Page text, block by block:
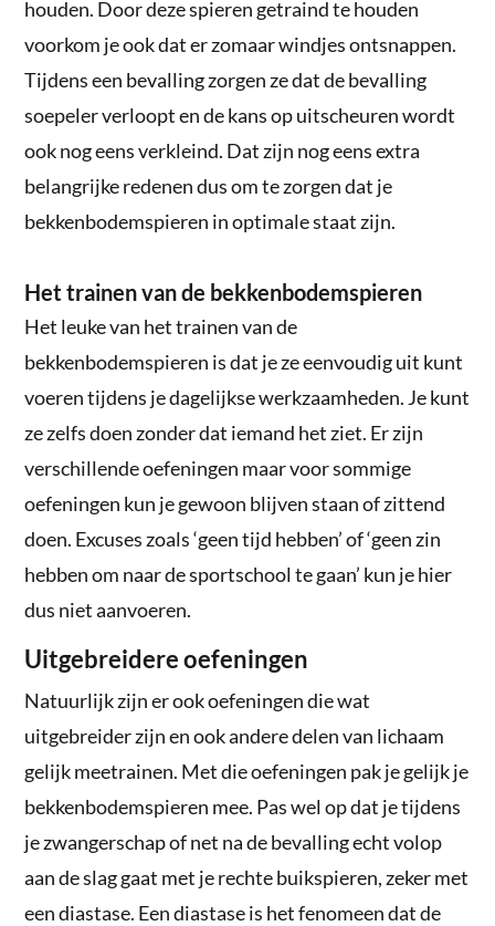
houden. Door deze spieren getraind te houden
voorkom je ook dat er zomaar windjes ontsnappen.
Tijdens een bevalling zorgen ze dat de bevalling
soepeler verloopt en de kans op uitscheuren wordt
ook nog eens verkleind. Dat zijn nog eens extra
belangrijke redenen dus om te zorgen dat je
bekkenbodemspieren in optimale staat zijn.
Het trainen van de bekkenbodemspieren
Het leuke van het trainen van de
bekkenbodemspieren is dat je ze eenvoudig uit kunt
voeren tijdens je dagelijkse werkzaamheden. Je kunt
ze zelfs doen zonder dat iemand het ziet. Er zijn
verschillende oefeningen maar voor sommige
oefeningen kun je gewoon blijven staan of zittend
doen. Excuses zoals ‘geen tijd hebben’ of ‘geen zin
hebben om naar de sportschool te gaan’ kun je hier
dus niet aanvoeren.
Uitgebreidere oefeningen
Natuurlijk zijn er ook oefeningen die wat
uitgebreider zijn en ook andere delen van lichaam
gelijk meetrainen. Met die oefeningen pak je gelijk je
bekkenbodemspieren mee. Pas wel op dat je tijdens
je zwangerschap of net na de bevalling echt volop
aan de slag gaat met je rechte buikspieren, zeker met
een diastase. Een diastase is het fenomeen dat de